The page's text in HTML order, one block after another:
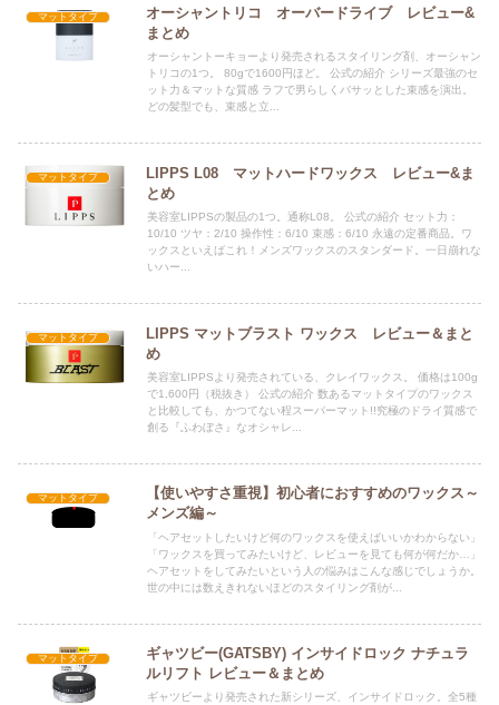
マットタイプ
オーシャントリコ オーバードライブ レビュー&
まとめ
オーシャントーキョーより発売されるスタイリング剤、オーシャン
トリコの1つ。 80gで1600円ほど。 公式の紹介 シリーズ最強のセ
ット力＆マットな質感 ラフで男らしくバサッとした束感を演出。
どの髪型でも、束感と立...
マットタイプ
LIPPS L08 マットハードワックス レビュー&ま
とめ
美容室LIPPSの製品の1つ。通称L08。 公式の紹介 セット力：
10/10 ツヤ：2/10 操作性：6/10 束感：6/10 永遠の定番商品。ワ
ックスといえばこれ！メンズワックスのスタンダード。一日崩れな
いハー...
マットタイプ
LIPPS マットブラスト ワックス レビュー＆まと
め
美容室LIPPSより発売されている、クレイワックス。 価格は100g
で1,600円（税抜き） 公式の紹介 数あるマットタイプのワックス
と比較しても、かつてない程スーパーマット!!究極のドライ質感で
創る『ふわぼさ』なオシャレ...
マットタイプ
【使いやすさ重視】初心者におすすめのワックス～
メンズ編～
「ヘアセットしたいけど何のワックスを使えばいいかわからない」
「ワックスを買ってみたいけど、レビューを見ても何が何だか…」
ヘアセットをしてみたいという人の悩みはこんな感じでしょうか。
世の中には数えきれないほどのスタイリング剤が...
マットタイプ
ギャツビー(GATSBY) インサイドロック ナチュラ
ルリフト レビュー＆まとめ
ギャツビーより発売された新シリーズ、インサイドロック。全5種